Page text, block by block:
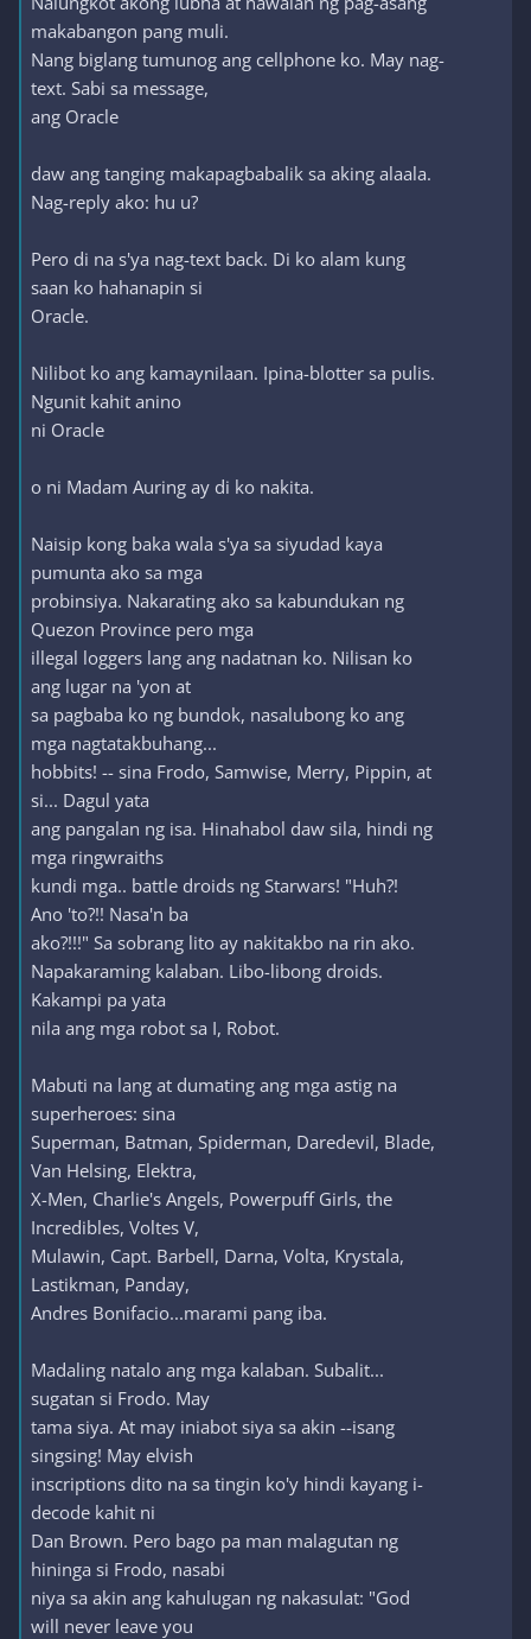
makabangon pang muli.
Nang biglang tumunog ang cellphone ko. May nag-
text. Sabi sa message,
ang Oracle
daw ang tanging makapagbabalik sa aking alaala.
Nag-reply ako: hu u?
Pero di na s'ya nag-text back. Di ko alam kung
saan ko hahanapin si
Oracle.
Nilibot ko ang kamaynilaan. Ipina-blotter sa pulis.
Ngunit kahit anino
ni Oracle
o ni Madam Auring ay di ko nakita.
Naisip kong baka wala s'ya sa siyudad kaya
pumunta ako sa mga
probinsiya. Nakarating ako sa kabundukan ng
Quezon Province pero mga
illegal loggers lang ang nadatnan ko. Nilisan ko
ang lugar na 'yon at
sa pagbaba ko ng bundok, nasalubong ko ang
mga nagtatakbuhang...
hobbits! -- sina Frodo, Samwise, Merry, Pippin, at
si... Dagul yata
ang pangalan ng isa. Hinahabol daw sila, hindi ng
mga ringwraiths
kundi mga.. battle droids ng Starwars! "Huh?!
Ano 'to?!! Nasa'n ba
ako?!!!" Sa sobrang lito ay nakitakbo na rin ako.
Napakaraming kalaban. Libo-libong droids.
Kakampi pa yata
nila ang mga robot sa I, Robot.
Mabuti na lang at dumating ang mga astig na
superheroes: sina
Superman, Batman, Spiderman, Daredevil, Blade,
Van Helsing, Elektra,
X-Men, Charlie's Angels, Powerpuff Girls, the
Incredibles, Voltes V,
Mulawin, Capt. Barbell, Darna, Volta, Krystala,
Lastikman, Panday,
Andres Bonifacio...marami pang iba.
Madaling natalo ang mga kalaban. Subalit...
sugatan si Frodo. May
tama siya. At may iniabot siya sa akin --isang
singsing! May elvish
inscriptions dito na sa tingin ko'y hindi kayang i-
decode kahit ni
Dan Brown. Pero bago pa man malagutan ng
hininga si Frodo, nasabi
niya sa akin ang kahulugan ng nakasulat: "God
will never leave you